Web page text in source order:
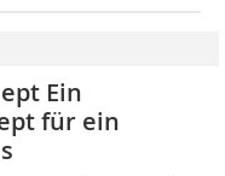
Ein
für ein